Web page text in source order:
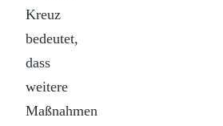
Kreuz
bedeutet,
dass
weitere
Maßnahmen